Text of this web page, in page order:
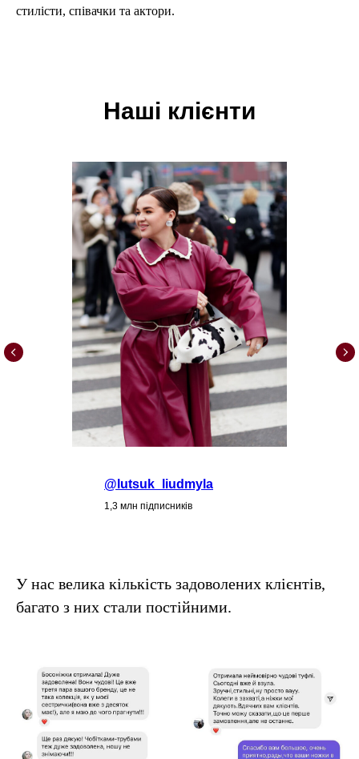
стилісти, співачки та актори.
Наші клієнти
@lutsuk_liudmyla
1,3 млн підписників
У нас велика кількість задоволених клієнтів,
багато з них стали постійними.